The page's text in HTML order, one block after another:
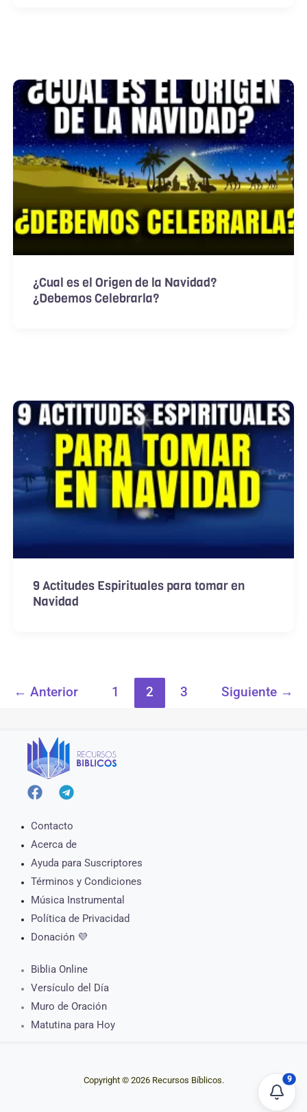
¿Cual es el Origen de la Navidad?
¿Debemos Celebrarla?
9 Actitudes Espirituales para tomar en
Navidad
← Anterior 1 2 3 Siguiente →
Contacto
Acerca de
Ayuda para Suscriptores
Términos y Condiciones
Música Instrumental
Política de Privacidad
Donación 💜
Biblia Online
Versículo del Día
Muro de Oración
Matutina para Hoy
Copyright © 2026 Recursos Bíblicos. 9